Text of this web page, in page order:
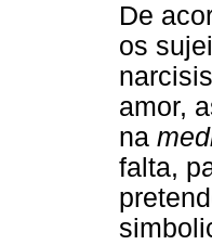
De
os
amor,
na
falta,